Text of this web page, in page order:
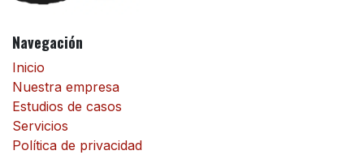
Navegación
Inicio
Nuestra empresa
Estudios de casos
Servicios
Política de privacidad